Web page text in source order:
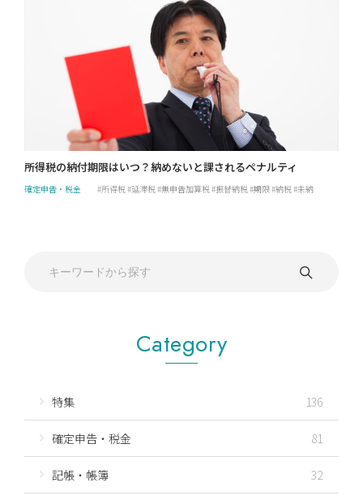
所得税の納付期限はいつ？納めないと課されるペナルティ
確定申告・税金 所得税 延滞税 無申告加算税 振替納税 期限 納税 未納
Category
特集 136
確定申告・税金 81
記帳・帳簿 32